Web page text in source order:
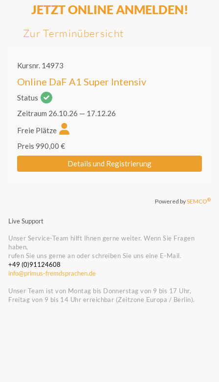
JETZT ONLINE ANMELDEN!
Zur Terminübersicht
Live Support
Unser Service-Team hilft Ihnen gerne weiter. Wenn Sie Fragen
haben,
rufen Sie uns gerne an oder schreiben Sie uns eine E-Mail.
+49 (0)91124608
info@primus-fremdsprachen.de
Unser Team ist von Montag bis Donnerstag von 9 bis 17 Uhr,
Freitag von 9 bis 14 Uhr erreichbar (Zeitzone Europa / Berlin).